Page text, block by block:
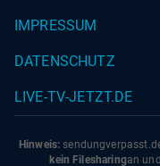
IMPRESSUM
DATENSCHUTZ
LIVE-TV-JETZT.DE
Hinweis: sendungverpasst.
kein Filesharingan